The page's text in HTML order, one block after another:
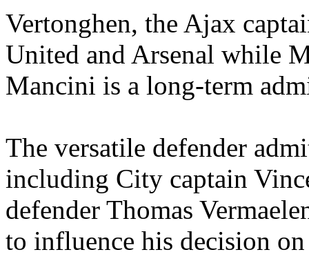
Vertonghen, the Ajax
United and Arsenal while
Mancini is a long-term
The versatile defender
including City captain
defender Thomas
to influence his decision